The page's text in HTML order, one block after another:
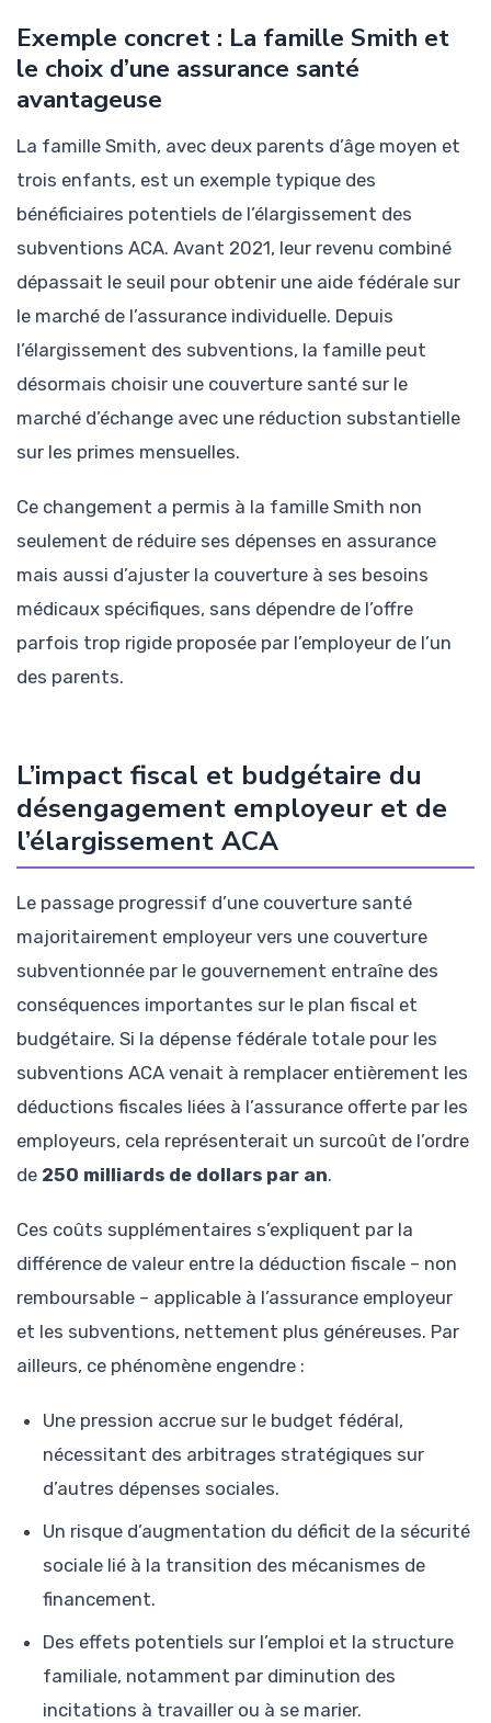
Exemple concret : La famille Smith et
le choix d’une assurance santé
avantageuse
La famille Smith, avec deux parents d’âge moyen et
trois enfants, est un exemple typique des
bénéficiaires potentiels de l’élargissement des
subventions ACA. Avant 2021, leur revenu combiné
dépassait le seuil pour obtenir une aide fédérale sur
le marché de l’assurance individuelle. Depuis
l’élargissement des subventions, la famille peut
désormais choisir une couverture santé sur le
marché d’échange avec une réduction substantielle
sur les primes mensuelles.
Ce changement a permis à la famille Smith non
seulement de réduire ses dépenses en assurance
mais aussi d’ajuster la couverture à ses besoins
médicaux spécifiques, sans dépendre de l’offre
parfois trop rigide proposée par l’employeur de l’un
des parents.
L’impact fiscal et budgétaire du
désengagement employeur et de
l’élargissement ACA
Le passage progressif d’une couverture santé
majoritairement employeur vers une couverture
subventionnée par le gouvernement entraîne des
conséquences importantes sur le plan fiscal et
budgétaire. Si la dépense fédérale totale pour les
subventions ACA venait à remplacer entièrement les
déductions fiscales liées à l’assurance offerte par les
employeurs, cela représenterait un surcoût de l’ordre
de 250 milliards de dollars par an.
Ces coûts supplémentaires s’expliquent par la
différence de valeur entre la déduction fiscale – non
remboursable – applicable à l’assurance employeur
et les subventions, nettement plus généreuses. Par
ailleurs, ce phénomène engendre :
Une pression accrue sur le budget fédéral,
nécessitant des arbitrages stratégiques sur
d’autres dépenses sociales.
Un risque d’augmentation du déficit de la sécurité
sociale lié à la transition des mécanismes de
financement.
Des effets potentiels sur l’emploi et la structure
familiale, notamment par diminution des
incitations à travailler ou à se marier.